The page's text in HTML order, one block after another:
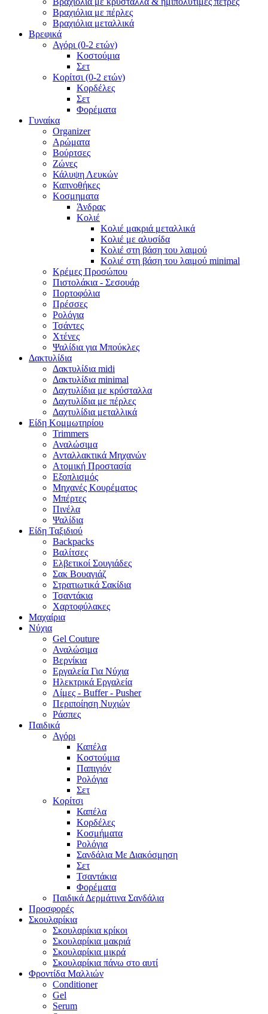
Βραχιόλια με πέρλες
Βραχιόλια μεταλλικά
Βρεφικά
Αγόρι (0-2 ετών)
Κοστούμια
Σετ
Κορίτσι (0-2 ετών)
Κορδέλες
Σετ
Φορέματα
Γυναίκα
Organizer
Αρώματα
Βούρτσες
Ζώνες
Κάλυψη Λευκών
Καπνοθήκες
Κοσμηματα
Άνδρας
Κολιέ
Κολιέ μακριά μεταλλικά
Κολιέ με αλυσίδα
Κολιέ στη βάση του λαιμού
Κολιέ στη βάση του λαιμού minimal
Κρέμες Προσώπου
Πιστολάκια - Σεσουάρ
Πορτοφόλια
Πρέσσες
Ρολόγια
Τσάντες
Χτένες
Ψαλίδια για Μπούκλες
Δακτυλίδια
Δακτυλίδια midi
Δακτυλίδια minimal
Δαχτυλίδια με κρύσταλλα
Δαχτυλίδια με πέρλες
Δαχτυλίδια μεταλλικά
Είδη Κομμωτηρίου
Trimmers
Αναλώσιμα
Ανταλλακτικά Μηχανών
Ατομική Προστασία
Εξοπλισμός
Μηχανές Κουρέματος
Μπέρτες
Πινέλα
Ψαλίδια
Είδη Ταξιδιού
Backpacks
Βαλίτσες
Ελβετικοί Σουγιάδες
Σακ Βουαγιάζ
Στρατιωτικά Σακίδια
Τσαντάκια
Χαρτοφύλακες
Μαχαίρια
Νύχια
Gel Couture
Αναλώσιμα
Βερνίκια
Εργαλεία Για Νύχια
Ηλεκτρικά Εργαλεία
Λίμες - Buffer - Pusher
Περιποίηση Νυχιών
Ράσπες
Παιδικά
Αγόρι
Καπέλα
Κοστούμια
Παπιγιόν
Ρολόγια
Σετ
Κορίτσι
Καπέλα
Κορδέλες
Κοσμήματα
Ρολόγια
Σανδάλια Με Διακόσμηση
Σετ
Τσαντάκια
Φορέματα
Παιδικά Δερμάτινα Σανδάλια
Προσφορές
Σκουλαρίκια
Σκουλαρίκια κρίκοι
Σκουλαρίκια μακριά
Σκουλαρίκια μικρά
Σκουλαρίκια πάνω στο αυτί
Φροντίδα Μαλλιών
Conditioner
Gel
Serum